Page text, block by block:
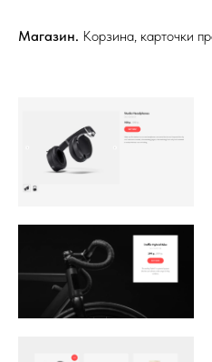
Магазин. Корзина, карточки